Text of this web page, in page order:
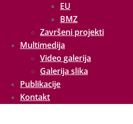
EU
BMZ
Završeni projekti
Multimedija
Video galerija
Galerija slika
Publikacije
Kontakt